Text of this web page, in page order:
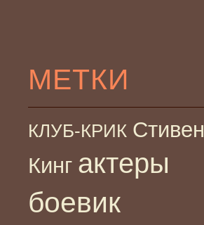
МЕТКИ
КЛУБ-КРИК Стивен
Кинг актеры
боевик